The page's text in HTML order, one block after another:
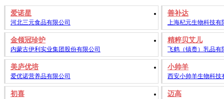
爱诺星
河北三元食品有限公司
善补达
上海杞元生物科技有
金领冠珍护
内蒙古伊利实业集团股份有限公司
精粹贝艾儿
飞鹤（镇赉）乳品有
美庐优培
爱优诺营养品有限公司
小帅羊
西安小帅羊生物科技
初喜 迈高